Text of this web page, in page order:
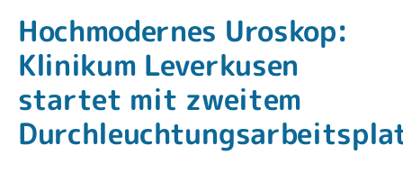
Hochmodernes Uroskop:
Klinikum Leverkusen
startet mit zweitem